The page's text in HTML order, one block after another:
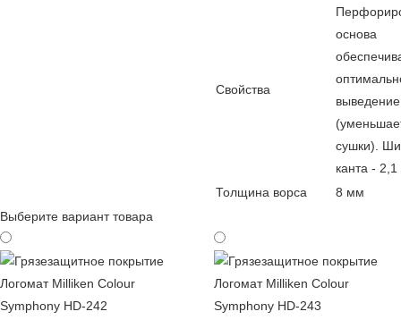
Свойства
основа
сушки).
канта -
Толщина ворса
8 мм
Выберите вариант товара